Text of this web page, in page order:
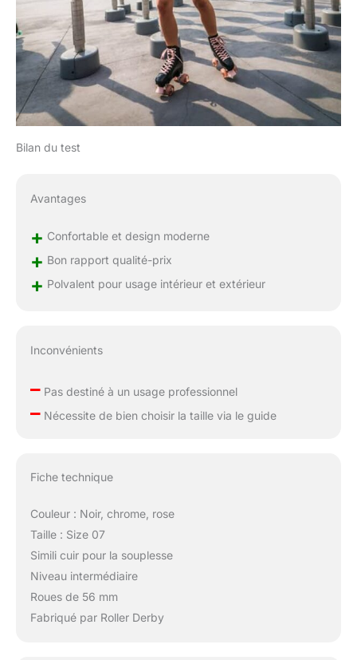
Bilan du test
Avantages
+ Confortable et design moderne
+ Bon rapport qualité-prix
+ Polvalent pour usage intérieur et extérieur
Inconvénients
–Pas destiné à un usage professionnel
–Nécessite de bien choisir la taille via le guide
Fiche technique
Couleur : Noir, chrome, rose
Taille : Size 07
Simili cuir pour la souplesse
Niveau intermédiaire
Roues de 56 mm
Fabriqué par Roller Derby